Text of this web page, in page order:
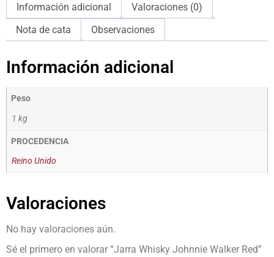
Información adicional
Valoraciones (0)
Nota de cata
Observaciones
Información adicional
Peso
1 kg
PROCEDENCIA
Reino Unido
Valoraciones
No hay valoraciones aún.
Sé el primero en valorar “Jarra Whisky Johnnie Walker Red”